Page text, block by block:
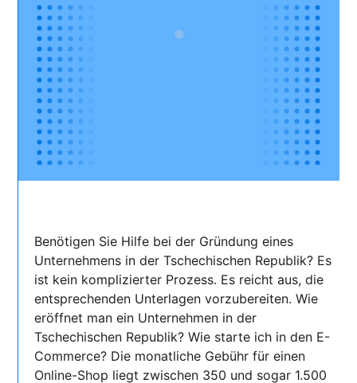
Benötigen Sie Hilfe bei der Gründung eines
Unternehmens in der Tschechischen Republik? Es
ist kein komplizierter Prozess. Es reicht aus, die
entsprechenden Unterlagen vorzubereiten. Wie
eröffnet man ein Unternehmen in der
Tschechischen Republik? Wie starte ich in den E-
Commerce? Die monatliche Gebühr für einen
Online-Shop liegt zwischen 350 und sogar 1.500